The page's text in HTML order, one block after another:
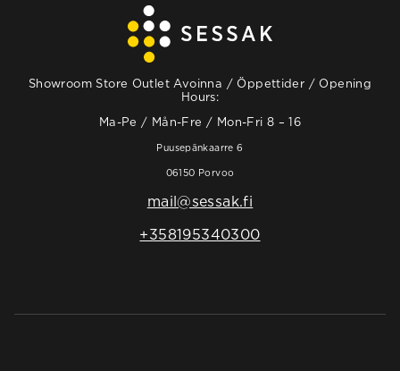
Showroom Store Outlet Avoinna / Öppettider / Opening
Hours:
Ma-Pe / Mån-Fre / Mon-Fri 8 – 16
Puusepänkaarre 6
06150 Porvoo
mail@sessak.fi
+358195340300